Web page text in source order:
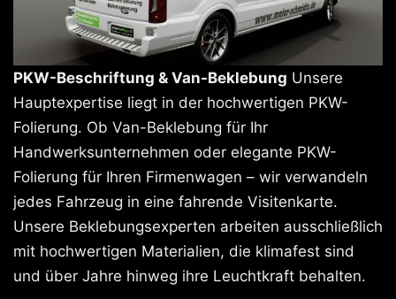
PKW-Beschriftung & Van-Beklebung Unsere
Hauptexpertise liegt in der hochwertigen PKW-
Folierung. Ob Van-Beklebung für Ihr
Handwerksunternehmen oder elegante PKW-
Folierung für Ihren Firmenwagen – wir verwandeln
jedes Fahrzeug in eine fahrende Visitenkarte.
Unsere Beklebungsexperten arbeiten ausschließlich
mit hochwertigen Materialien, die klimafest sind
und über Jahre hinweg ihre Leuchtkraft behalten.